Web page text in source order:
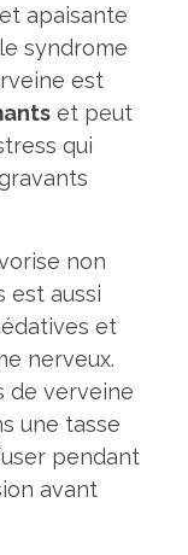
apaisante
syndrome
est
et peut
qui
non
est aussi
et
nerveux.
de verveine
une tasse
pendant
avant